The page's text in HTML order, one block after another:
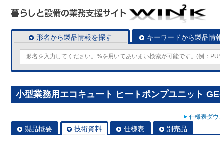
形名から製品情報を探す キーワードから製品情
小型業務用エコキュート ヒートポンプユニット
仕様表ダ
製品概要 技術資料 仕様表 別売品